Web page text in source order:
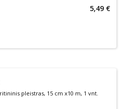
5,49 €
ritininis pleistras, 15 cm x10 m, 1 vnt.